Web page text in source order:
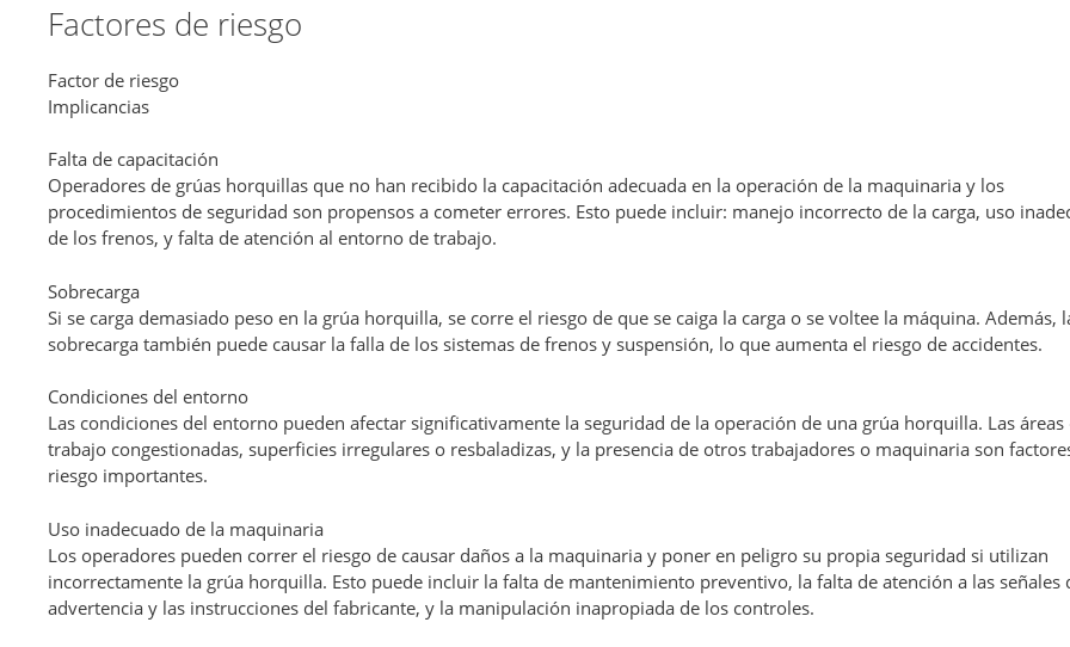
Factores de riesgo
Factor de riesgo
Implicancias
Falta de capacitación
Operadores de grúas horquillas que no han recibido la capacitación adecuada en la operación de la maquinaria y los
procedimientos de seguridad son propensos a cometer errores. Esto puede incluir: manejo incorrecto de la carga, uso
de los frenos, y falta de atención al entorno de trabajo.
Sobrecarga
Si se carga demasiado peso en la grúa horquilla, se corre el riesgo de que se caiga la carga o se voltee la máquina. Además,
sobrecarga también puede causar la falla de los sistemas de frenos y suspensión, lo que aumenta el riesgo de accidentes.
Condiciones del entorno
Las condiciones del entorno pueden afectar significativamente la seguridad de la operación de una grúa horquilla. Las áreas
trabajo congestionadas, superficies irregulares o resbaladizas, y la presencia de otros trabajadores o maquinaria son
riesgo importantes.
Uso inadecuado de la maquinaria
Los operadores pueden correr el riesgo de causar daños a la maquinaria y poner en peligro su propia seguridad si utilizan
incorrectamente la grúa horquilla. Esto puede incluir la falta de mantenimiento preventivo, la falta de atención a las señales
advertencia y las instrucciones del fabricante, y la manipulación inapropiada de los controles.